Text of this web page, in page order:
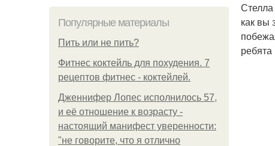
Популярные материалы
Пить или не пить?
Фитнес коктейль для похудения. 7
рецептов фитнес - коктейлей.
Дженнифер Лопес исполнилось 57,
и её отношение к возрасту -
настоящий манифест уверенности:
"не говорите, что я отлично
как вы